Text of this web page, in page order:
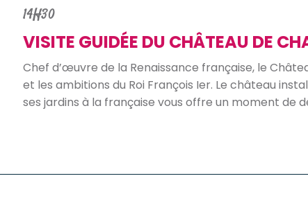
14H30
VISITE GUIDÉE DU CHÂTEAU DE
Chef d’œuvre de la Renaissance française, le
et les ambitions du Roi François Ier. Le château
ses jardins à la française vous offre un moment de